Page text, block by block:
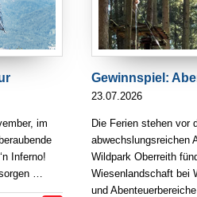
im
Inferno!
…
Gewinnspiel:
23.07.2026
Die Ferien stehen vor
abwechslungsreichen
Wildpark Oberreith
Wiesenlandschaft bei
und